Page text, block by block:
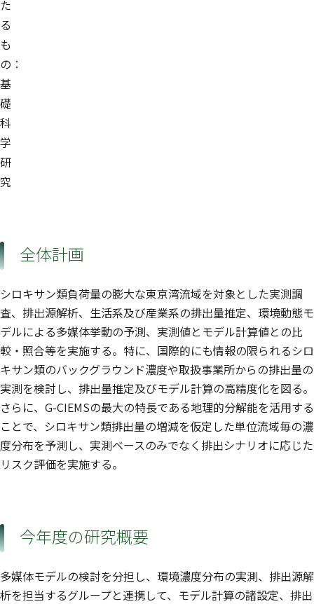
た
る
も
の：
基
礎
科
学
研
究
全体計画
シロキサン類負荷量の膨大な東京湾流域を対象とした実測調
査、排出源解析、生活系及び産業系の排出量推定、環境動態モ
デルによる多媒体挙動の予測、実測値とモデル計算値との比
較・照合等を実施する。特に、国際的にも情報の限られるシロ
キサン類のバックグラウンド濃度や取扱事業所からの排出量の
実測を検討し、排出量推定及びモデル計算の高精度化を図る。
さらに、G-CIEMSの最大の特長である地理的分解能を活用する
ことで、シロキサン類排出量の増減を仮定した単位流域毎の濃
度分布を予測し、実測ベースのみでなく排出シナリオに応じた
リスク評価を実施する。
今年度の研究概要
多媒体モデルの検討を分担し、環境濃度分布の実測、排出源解
析を担当するグループと連携して、モデル計算の諸設定、排出